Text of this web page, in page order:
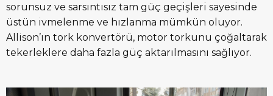
sorunsuz ve sarsıntısız tam güç geçişleri sayesinde
üstün ivmelenme ve hızlanma mümkün oluyor.
Allison’ın tork konvertörü, motor torkunu çoğaltarak
tekerleklere daha fazla güç aktarılmasını sağlıyor.